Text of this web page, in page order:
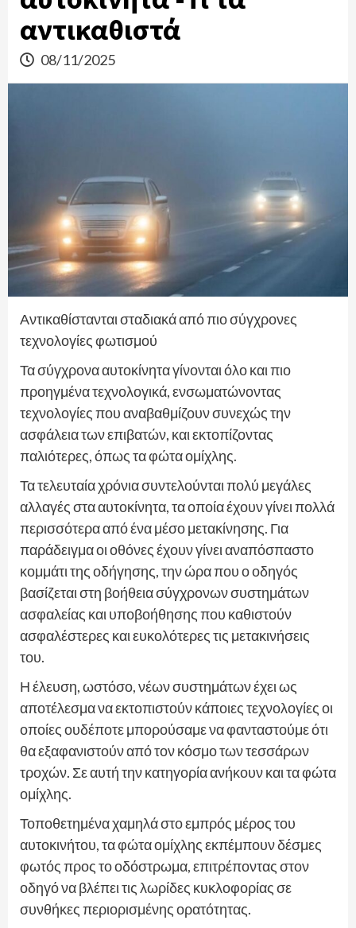
αντικαθιστά
08/11/2025
Αντικαθίστανται σταδιακά από πιο σύγχρονες
τεχνολογίες φωτισμού
Τα σύγχρονα αυτοκίνητα γίνονται όλο και πιο
προηγμένα τεχνολογικά, ενσωματώνοντας
τεχνολογίες που αναβαθμίζουν συνεχώς την
ασφάλεια των επιβατών, και εκτοπίζοντας
παλιότερες, όπως τα φώτα ομίχλης.
Τα τελευταία χρόνια συντελούνται πολύ μεγάλες
αλλαγές στα αυτοκίνητα, τα οποία έχουν γίνει πολλά
περισσότερα από ένα μέσο μετακίνησης. Για
παράδειγμα οι οθόνες έχουν γίνει αναπόσπαστο
κομμάτι της οδήγησης, την ώρα που ο οδηγός
βασίζεται στη βοήθεια σύγχρονων συστημάτων
ασφαλείας και υποβοήθησης που καθιστούν
ασφαλέστερες και ευκολότερες τις μετακινήσεις
του.
Η έλευση, ωστόσο, νέων συστημάτων έχει ως
αποτέλεσμα να εκτοπιστούν κάποιες τεχνολογίες οι
οποίες ουδέποτε μπορούσαμε να φανταστούμε ότι
θα εξαφανιστούν από τον κόσμο των τεσσάρων
τροχών. Σε αυτή την κατηγορία ανήκουν και τα φώτα
ομίχλης.
Τοποθετημένα χαμηλά στο εμπρός μέρος του
αυτοκινήτου, τα φώτα ομίχλης εκπέμπουν δέσμες
φωτός προς το οδόστρωμα, επιτρέποντας στον
οδηγό να βλέπει τις λωρίδες κυκλοφορίας σε
συνθήκες περιορισμένης ορατότητας.